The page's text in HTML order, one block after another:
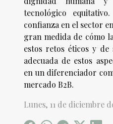
tecnológico
confianza en el sector
gran medida de cómo
estos retos éticos y de
adecuada de estos
en un diferenciador
mercado B2B.
Lunes, 11 de diciembre